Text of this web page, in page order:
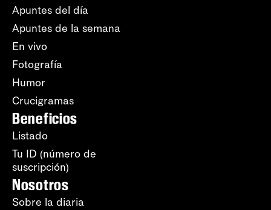
Apuntes del día
Apuntes de la semana
En vivo
Fotografía
Humor
Crucigramas
Beneficios
Listado
Tu ID (número de
suscripción)
Nosotros
Sobre la diaria